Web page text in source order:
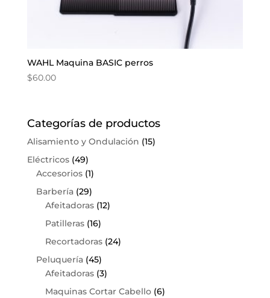
WAHL Maquina BASIC perros
$60.00
Categorías de productos
Alisamiento y Ondulación (15)
Eléctricos (49)
Accesorios (1)
Barbería (29)
Afeitadoras (12)
Patilleras (16)
Recortadoras (24)
Peluquería (45)
Afeitadoras (3)
Maquinas Cortar Cabello (6)